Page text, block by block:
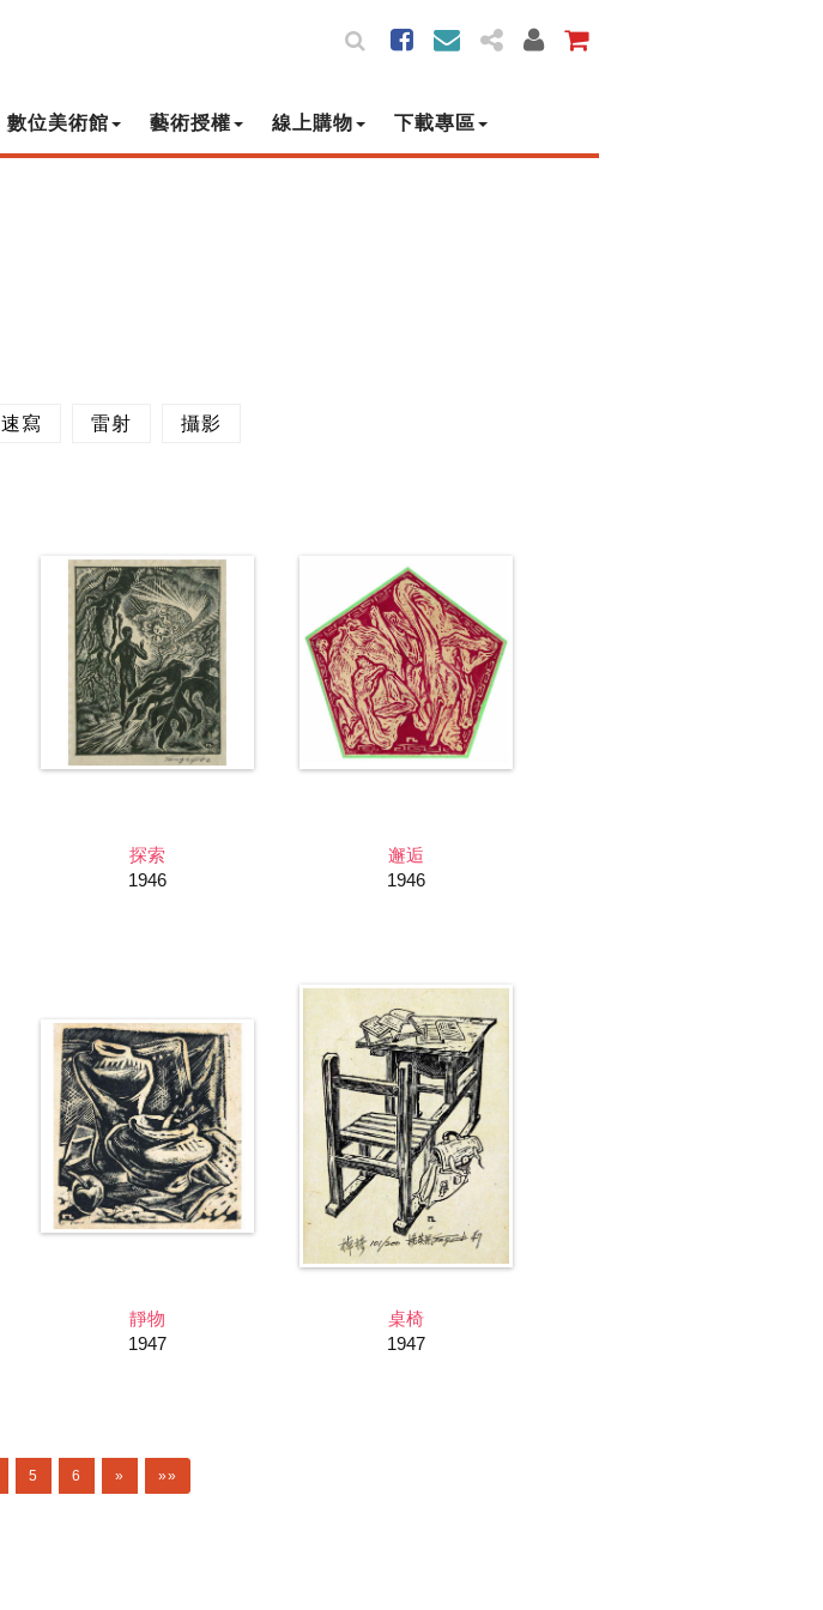
數位美術館 藝術授權 線上購物 下載專區
速寫 雷射 攝影
探索
1946
邂逅
1946
靜物
1947
桌椅
1947
5 6 » »»